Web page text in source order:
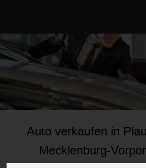
Auto verkaufen in
Mecklenburg-